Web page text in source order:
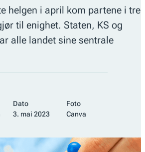
helgen i april kom partene i tre
til enighet. Staten, KS og
alle landet sine sentrale
Dato
3. mai 2023
Foto
Canva